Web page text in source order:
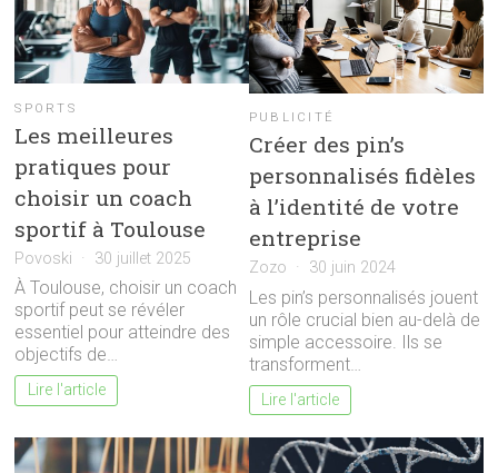
SPORTS
Les meilleures
pratiques pour
choisir un coach
sportif à Toulouse
Povoski 30 juillet 2025
À Toulouse, choisir un coach
sportif peut se révéler
essentiel pour atteindre des
objectifs de…
Lire l'article
PUBLICITÉ
Créer des pin’s
personnalisés fidèles
à l’identité de votre
entreprise
Zozo 30 juin 2024
Les pin’s personnalisés jouent
un rôle crucial bien au-delà de
simple accessoire. Ils se
transforment…
Lire l'article